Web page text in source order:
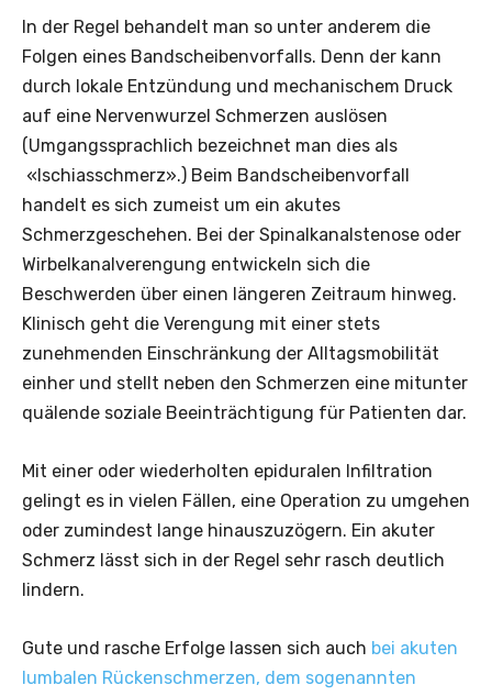
In der Regel behandelt man so unter anderem die
Folgen eines Bandscheibenvorfalls. Denn der kann
durch lokale Entzündung und mechanischem Druck
auf eine Nervenwurzel Schmerzen auslösen
(Umgangssprachlich bezeichnet man dies als
«Ischiasschmerz».) Beim Bandscheibenvorfall
handelt es sich zumeist um ein akutes
Schmerzgeschehen. Bei der Spinalkanalstenose oder
Wirbelkanalverengung entwickeln sich die
Beschwerden über einen längeren Zeitraum hinweg.
Klinisch geht die Verengung mit einer stets
zunehmenden Einschränkung der Alltagsmobilität
einher und stellt neben den Schmerzen eine mitunter
quälende soziale Beeinträchtigung für Patienten dar.
Mit einer oder wiederholten epiduralen Infiltration
gelingt es in vielen Fällen, eine Operation zu umgehen
oder zumindest lange hinauszuzögern. Ein akuter
Schmerz lässt sich in der Regel sehr rasch deutlich
lindern.
Gute und rasche Erfolge lassen sich auch bei akuten
lumbalen Rückenschmerzen, dem sogenannten